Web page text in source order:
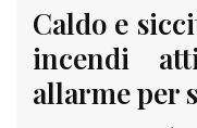
Caldo e
incendi
allarme per